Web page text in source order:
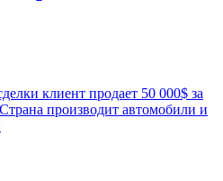
клиент продает 50 000$ за
производит автомобили и